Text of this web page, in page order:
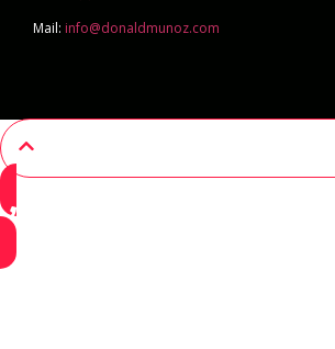
Mail: info@donaldmunoz.com